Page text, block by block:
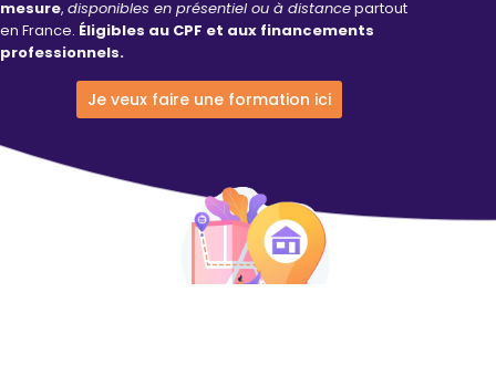
mesure, disponibles en présentiel ou à distancepartout
en France. Éligibles au CPF et aux financements
professionnels.
Je veux faire une formation ici